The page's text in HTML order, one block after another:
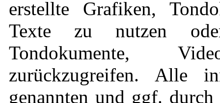
erstellte Grafiken,
Texte zu nutzen
Tondokumente,
zurückzugreifen. Alle
genannten und ggf.